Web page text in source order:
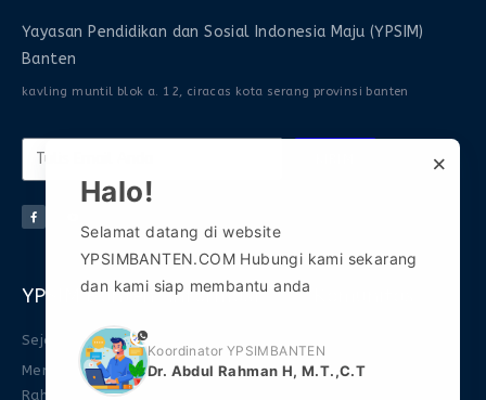
Yayasan Pendidikan dan Sosial Indonesia Maju (YPSIM)
Banten
kavling muntil blok a. 12, ciracas kota serang provinsi banten
YPSIM Banten
Sejarah
Mengenal Abdul
Rahman
Informasi
Download Ebook
Gabung Grup WA 2
×
Halo!
Selamat datang di website
YPSIMBANTEN.COM Hubungi kami sekarang
dan kami siap membantu anda
phone
Koordinator YPSIMBANTEN
Dr. Abdul Rahman H, M.T.,C.T